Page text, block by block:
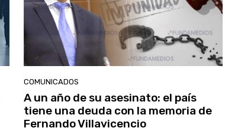
COMUNICADOS
A un año de su asesinato: el país
tiene una deuda con la memoria de
Fernando Villavicencio